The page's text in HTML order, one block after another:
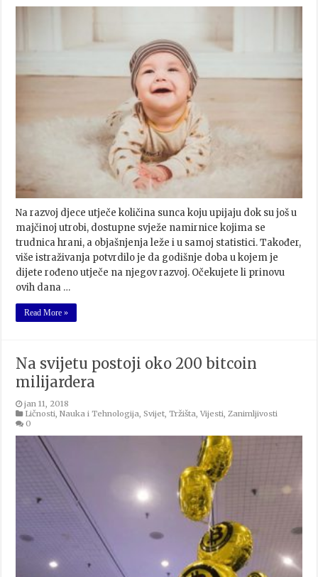
Na razvoj djece utječe količina sunca koju upijaju dok su još u
majčinoj utrobi, dostupne svježe namirnice kojima se
trudnica hrani, a objašnjenja leže i u samoj statistici. Također,
više istraživanja potvrdilo je da godišnje doba u kojem je
dijete rođeno utječe na njegov razvoj. Očekujete li prinovu
ovih dana …
Read More »
Na svijetu postoji oko 200 bitcoin
milijardera
jan 11, 2018
Ličnosti,Nauka i Tehnologija,Svijet,Tržišta,Vijesti,Zanimljivosti
0